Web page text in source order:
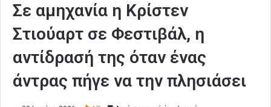
Σε αμηχανία η Κρίστεν
Στιούαρτ σε Φεστιβάλ, η
αντίδρασή της όταν ένας
άντρας πήγε να την πλησιάσει